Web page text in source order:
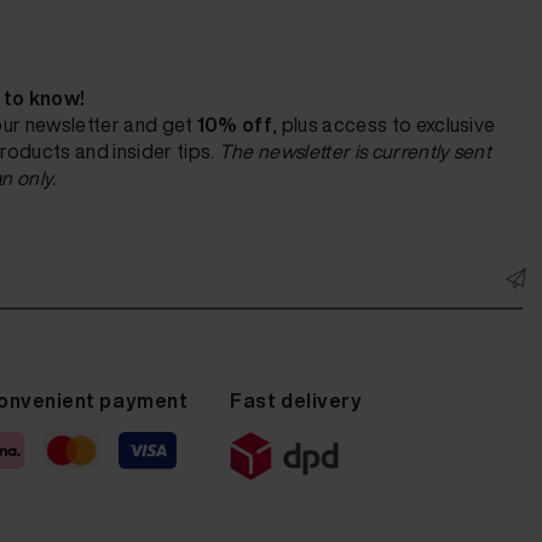
know!
newsletter and get 10% off, plus access to exclusive
and insider tips. The newsletter is currently sent
only.
payment Fast delivery